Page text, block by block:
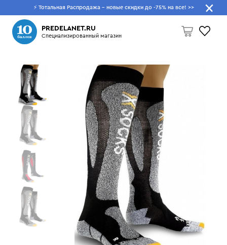
⚡ Тотальная Распродажа - новые скидки до -75% на все! >>
PREDELANET.RU
Специализированный магазин
Пусто
Что будем искать?